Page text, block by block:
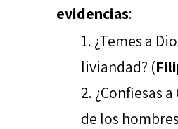
evidencias:
¿Temes a
liviandad? (
¿Confiesas
de los